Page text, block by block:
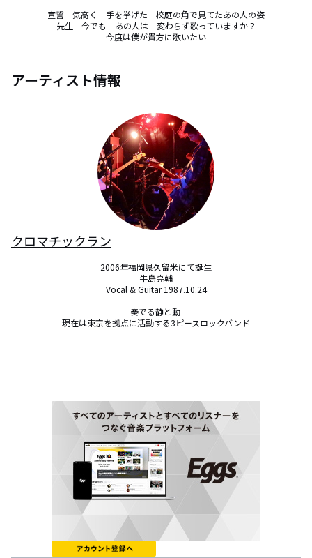
宣誓　気高く　手を挙げた　校庭の角で見てたあの人の姿
先生　今でも　あの人は　変わらず歌っていますか？
今度は僕が貴方に歌いたい
アーティスト情報
クロマチックラン
2006年福岡県久留米にて誕生
牛島亮輔
Vocal & Guitar 1987.10.24
奏でる静と動
現在は東京を拠点に活動する3ピースロックバンド